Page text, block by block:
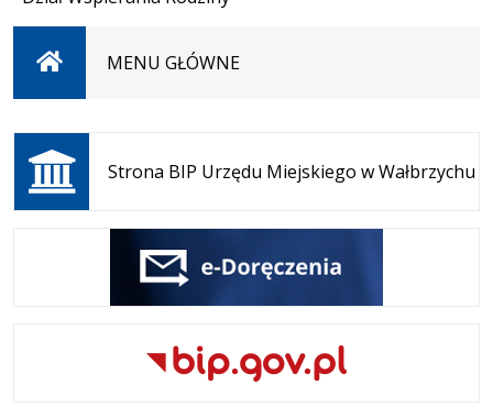
StronaMENU GŁÓWNE
Strona BIP Urzędu Miejskiego w Wałbrzychu
Otwiera
się w
nowej
karcie